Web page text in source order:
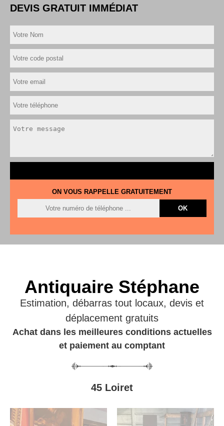
DEVIS GRATUIT IMMÉDIAT
ON VOUS RAPPELLE GRATUITEMENT
Antiquaire Stéphane
Estimation, débarras tout locaux, devis et
déplacement gratuits
Achat dans les meilleures conditions actuelles
et paiement au comptant
45 Loiret